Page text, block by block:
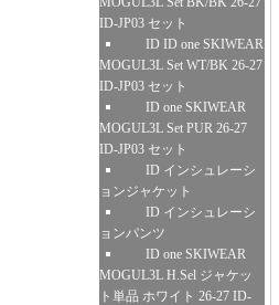
ID-JP03 セット
ID ID one SKIWEAR
MOGUL3L Set WT/BK 26-27
ID-JP03 セット
ID one SKIWEAR
MOGUL3L Set PUR 26-27
ID-JP03 セット
ID インシュレーシ
ョンジャケット
ID インシュレーシ
ョンパンツ
ID one SKIWEAR
MOGUL3L H.Sel ジャケッ
ト単品 ホワイト 26-27 ID-